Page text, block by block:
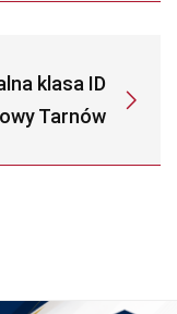
klasa ID
Tarnów